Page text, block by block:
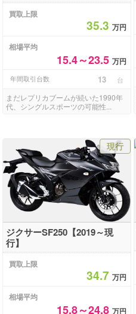
買取上限
35.3万円
相場平均
15.4～23.5万円
年間取引台数 13 台
まだレプリカブームが続いた1990年
代、シングルスポーツの可能性...
現行
ジクサーSF250【2019～現
行】
買取上限
34.7万円
相場平均
15.8～24.8万円